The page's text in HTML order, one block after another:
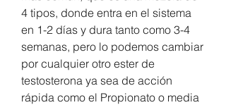
4 tipos, donde entra en el sistema
en 1-2 días y dura tanto como 3-4
semanas, pero lo podemos cambiar
por cualquier otro ester de
testosterona ya sea de acción
rápida como el Propionato o media